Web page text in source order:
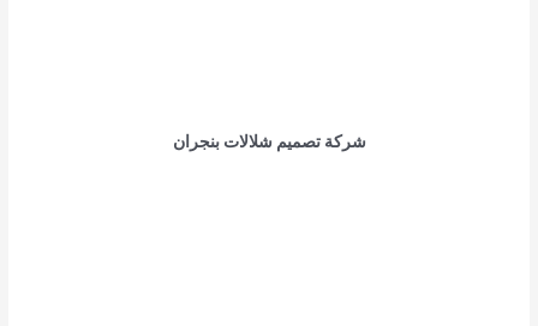
شركة تصميم شلالات بنجران